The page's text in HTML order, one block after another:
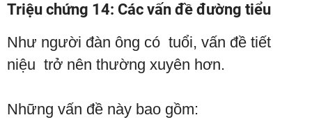
Triệu chứng 14: Các vấn đề đường tiểu
Như người đàn ông có tuổi, vấn đề tiết
niệu trở nên thường xuyên hơn.
Những vấn đề này bao gồm: